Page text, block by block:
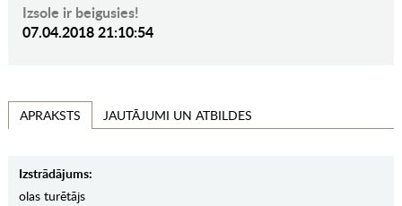
Izsole ir beigusies!
07.04.2018 21:10:54
APRAKSTS JAUTĀJUMI UN ATBILDES
Izstrādājums:
olas turētājs